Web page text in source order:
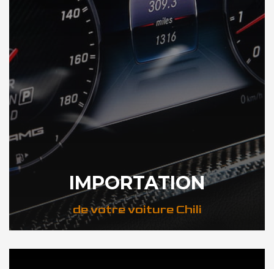
IMPORTATION
de votre voiture Chili